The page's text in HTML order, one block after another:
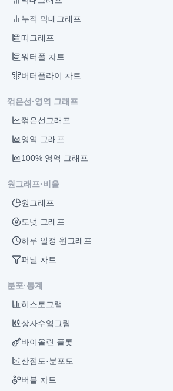
누적 막대그래프
띠그래프
워터폴 차트
버터플라이 차트
꺾은선·영역 그래프
꺾은선그래프
영역 그래프
100% 영역 그래프
원그래프·비율
원그래프
도넛 그래프
하루 일정 원그래프
퍼널 차트
분포·통계
히스토그램
상자수염그림
바이올린 플롯
산점도·분포도
버블 차트